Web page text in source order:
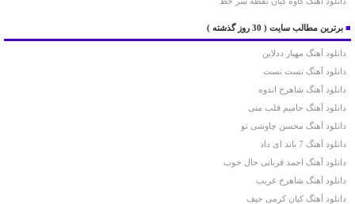
■ برترین مطالب سایت ( 30 روز گذشته )
دانلود آهنگ مهیار ددلاین
دانلود آهنگ تست تست
دانلود آهنگ شاهرخ اندوه
دانلود آهنگ حامیم قلب منی
دانلود آهنگ محسن چاوشی تو
دانلود آهنگ 7 باند ای داد
دانلود آهنگ احمد قربانی حال خوب
دانلود آهنگ شاهرخ غریب
دانلود آهنگ کیان کرمی حیف